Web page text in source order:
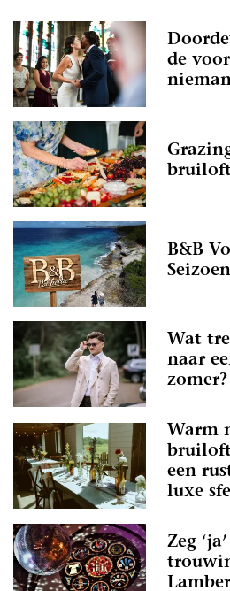
de
B&B
Wat
naar
zomer?
Warm
een
luxe
Zeg